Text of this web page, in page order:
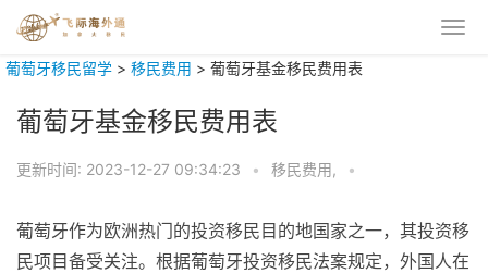
葡萄牙移民留学 > 移民费用 > 葡萄牙基金移民费用表
葡萄牙基金移民费用表
更新时间: 2023-12-27 09:34:23 • 移民费用, •
葡萄牙作为欧洲热门的投资移民目的地国家之一，其投资移
民项目备受关注。根据葡萄牙投资移民法案规定，外国人在